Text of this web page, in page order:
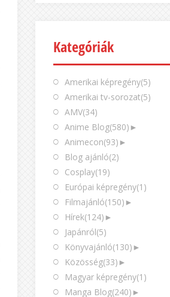
Kategóriák
Amerikai képregény(5)
Amerikai tv-sorozat(5)
AMV(34)
Anime Blog(580) ►
Animecon(93) ►
Blog ajánló(2)
Cosplay(19)
Európai képregény(1)
Filmajánló(150) ►
Hírek(124) ►
Japánról(5)
Könyvajánló(130) ►
Közösség(33) ►
Magyar képregény(1)
Manga Blog(240) ►